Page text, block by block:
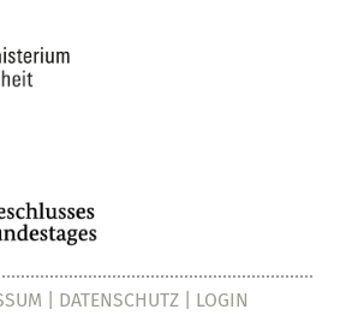
selbsthilfe.com
DATENSCHUTZ| LOGIN